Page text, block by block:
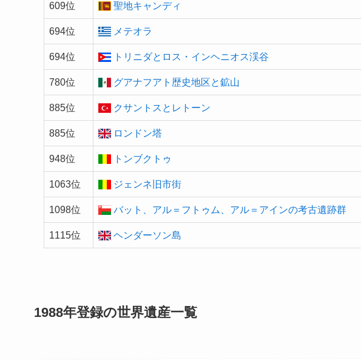
609位 聖地キャンディ
694位 メテオラ
694位 トリニダとロス・インヘニオス渓谷
780位 グアナフアト歴史地区と鉱山
885位 クサントスとレトーン
885位 ロンドン塔
948位 トンブクトゥ
1063位 ジェンネ旧市街
1098位 バット、アル＝フトゥム、アル＝アインの考古遺跡群
1115位 ヘンダーソン島
1988年登録の世界遺産一覧